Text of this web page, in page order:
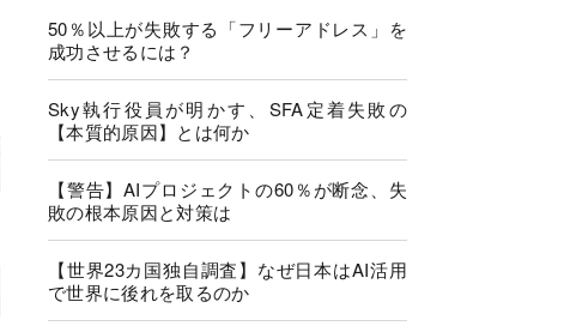
50％以上が失敗する「フリーアドレス」を
成功させるには？
Sky執行役員が明かす、SFA定着失敗の
【本質的原因】とは何か
【警告】AIプロジェクトの60％が断念、失
敗の根本原因と対策は
【世界23カ国独自調査】なぜ日本はAI活用
で世界に後れを取るのか